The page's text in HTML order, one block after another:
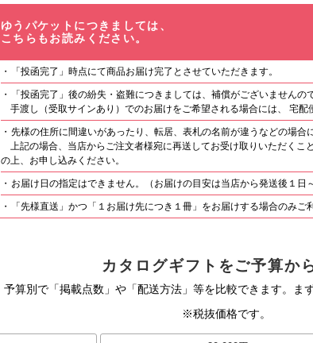
ゆうパケットにつきましては、
こちらもお読みください。
「投函完了」時点にて商品お届け完了とさせていただきます。
「投函完了」後の紛失・盗難につきましては、補償がございませんの
手渡し（受取サインあり）でのお届けをご希望される場合には、 宅配
先様の住所に間違いがあったり、転居、表札の名前が違うなどの場合
上記の場合、当店からご注文者様宛に再送してお受け取りいただくこ
の上、お申し込みください。
お届け日の指定はできません。（お届けの目安は当店から発送後１日
「先様直送」かつ「１お届け先につき１冊」をお届けする場合のみご
カタログギフトをご予算か
予算別で「掲載点数」や「配送方法」等を比較できます。ま
※税抜価格です。